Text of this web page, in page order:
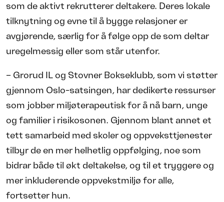
som de aktivt rekrutterer deltakere. Deres lokale
tilknytning og evne til å bygge relasjoner er
avgjørende, særlig for å følge opp de som deltar
uregelmessig eller som står utenfor.
– Grorud IL og Stovner Bokseklubb, som vi støtter
gjennom Oslo-satsingen, har dedikerte ressurser
som jobber miljøterapeutisk for å nå barn, unge
og familier i risikosonen. Gjennom blant annet et
tett samarbeid med skoler og oppveksttjenester
tilbyr de en mer helhetlig oppfølging, noe som
bidrar både til økt deltakelse, og til et tryggere og
mer inkluderende oppvekstmiljø for alle,
fortsetter hun.